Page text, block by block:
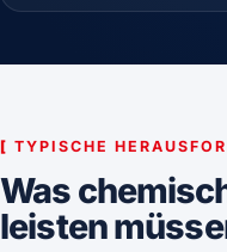
[ TYPISCHE
Was
leisten